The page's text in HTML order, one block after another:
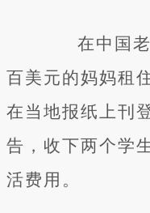
在中国老
百美元的妈妈租
在当地报纸上刊
告，收下两个学
活费用。